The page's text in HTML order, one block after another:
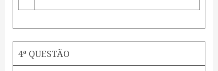
4ª QUESTÃO